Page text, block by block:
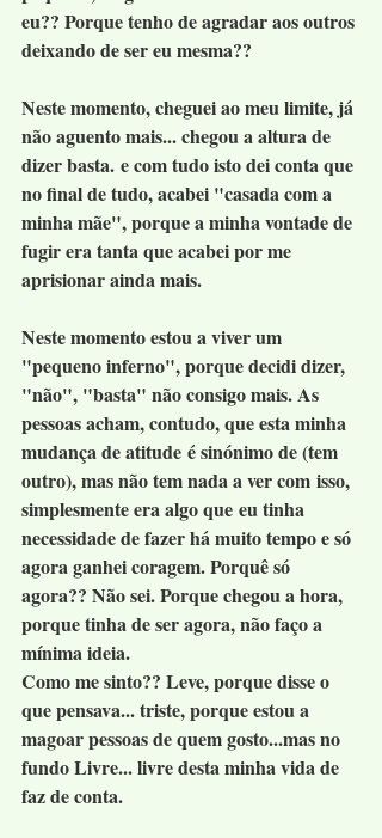
eu?? Porque tenho de agradar aos outros
deixando de ser eu mesma??
Neste momento, cheguei ao meu limite, já
não aguento mais... chegou a altura de
dizer basta. e com tudo isto dei conta que
no final de tudo, acabei "casada com a
minha mãe", porque a minha vontade de
fugir era tanta que acabei por me
aprisionar ainda mais.
Neste momento estou a viver um
"pequeno inferno", porque decidi dizer,
"não", "basta" não consigo mais. As
pessoas acham, contudo, que esta minha
mudança de atitude é sinónimo de (tem
outro), mas não tem nada a ver com isso,
simplesmente era algo que eu tinha
necessidade de fazer há muito tempo e só
agora ganhei coragem. Porquê só
agora?? Não sei. Porque chegou a hora,
porque tinha de ser agora, não faço a
mínima ideia.
Como me sinto?? Leve, porque disse o
que pensava... triste, porque estou a
magoar pessoas de quem gosto...mas no
fundo Livre... livre desta minha vida de
faz de conta.